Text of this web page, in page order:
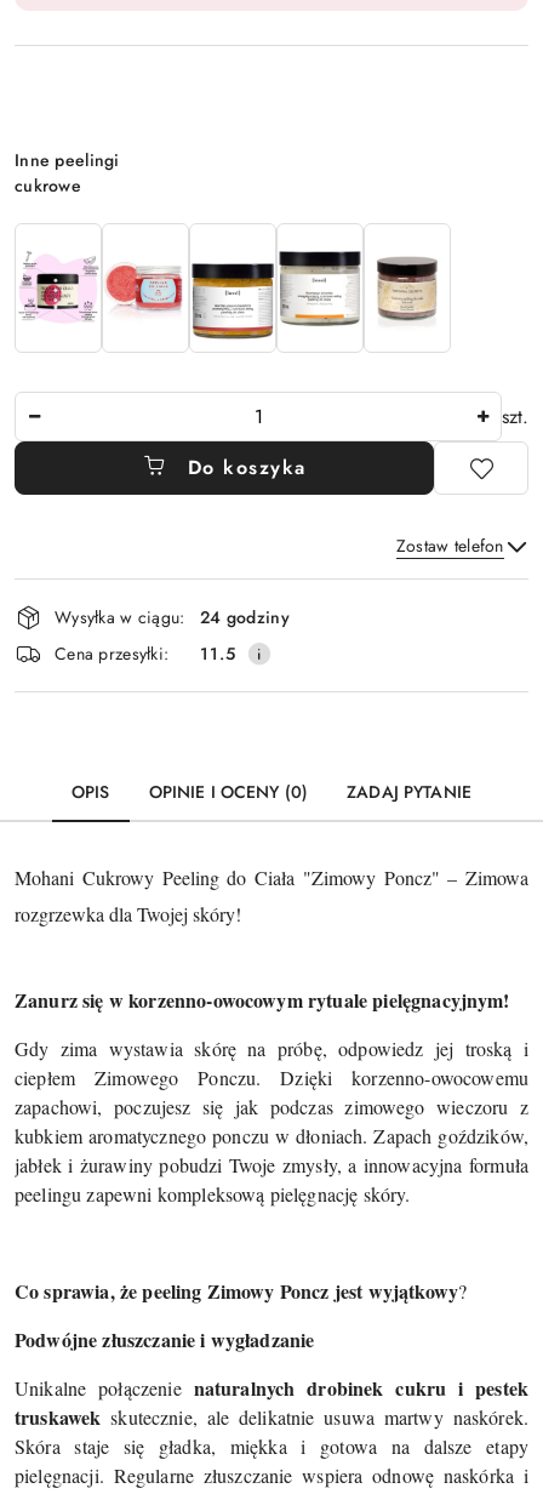
Wariant
Inne peelingi
cukrowe
szt.
Do koszyka
Zostaw telefon
Wyślij
Dostępność
i
dostawa
Wysyłka w ciągu:
24 godziny
Cena przesyłki:
11.5
OPIS OPINIE I OCENY (0) ZADAJ PYTANIE
Mohani Cukrowy Peeling do Ciała "Zimowy Poncz" – Zimowa
rozgrzewka dla Twojej skóry!
Zanurz się w korzenno-owocowym rytuale pielęgnacyjnym!
Gdy zima wystawia skórę na próbę, odpowiedz jej troską i
ciepłem Zimowego Ponczu. Dzięki korzenno-owocowemu
zapachowi, poczujesz się jak podczas zimowego wieczoru z
kubkiem aromatycznego ponczu w dłoniach. Zapach goździków,
jabłek i żurawiny pobudzi Twoje zmysły, a innowacyjna formuła
peelingu zapewni kompleksową pielęgnację skóry.
Co sprawia, że peeling Zimowy Poncz jest wyjątkowy?
Podwójne złuszczanie i wygładzanie
Unikalne połączenie naturalnych drobinek cukru i pestek
truskawek skutecznie, ale delikatnie usuwa martwy naskórek.
Skóra staje się gładka, miękka i gotowa na dalsze etapy
pielęgnacji. Regularne złuszczanie wspiera odnowę naskórka i